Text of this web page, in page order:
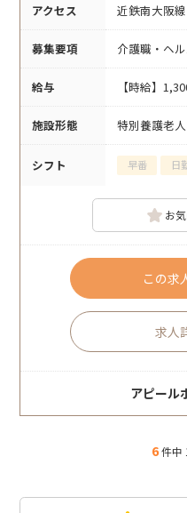
アクセス 近鉄南大阪
募集要項 介護職・ヘ
給与 【時給】
施設形態 特別養護老
シフト 早番 日
お
この求
求人
アピール
6件中